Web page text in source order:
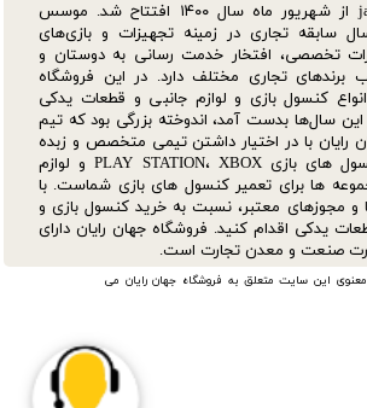
این سایت متعلق به فروشگاه جهان رایان می
سایت فروشگاه jahanrayan از شهریور ماه سال ۱۴۰۰ افتتاح شد. موسس
با بیش از ۲۰ سال سابقه تجاری در زمینه تجهیزات و بازی‌های
تخصصی، افتخار خدمت رسانی به دوستان و
برندهای تجاری مختلف دارد. در این فروشگاه
کنسول بازی و لوازم جانبی و قطعات یدکی‌
این سال‌ها بدست آمد، اندوخته بزرگی بود که تیم
رایان با در اختیار داشتن تیمی متخصص و زبده
در امور تعمیرات انواع کنسول های بازی PLAY STATION، XBOX و لوازم
ها برای تعمیر کنسول های بازی شماست. با
و مجوزهای معتبر، نسبت به خرید کنسول بازی و
یدکی اقدام کنید. فروشگاه جهان رایان دارای
وزارت صنعت و معدن تجارت است.